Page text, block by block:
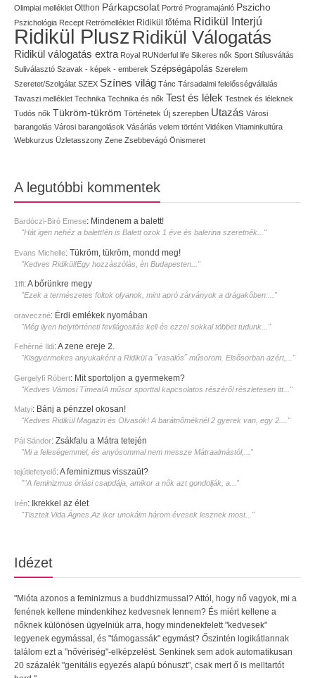
Olimpiai melléklet Otthon Párkapcsolat Portré Programajánló Pszicho
Pszichológia Recept Retrómelléklet Ridikül főtéma Ridikül Interjú
Ridikül Plusz Ridikül Válogatás
Ridikül válogatás extra Royal RUNderful life Sikeres nők Sport Stílusváltás
Suliválasztó Szavak - képek - emberek Szépségápolás Szerelem
Szeretet/Szolgálat SZEX Színes világ Tánc Társadalmi felelősségvállalás
Tavaszi melléklet Technika Technika és nők Test és lélek Testnek és léleknek
Tudós nők Tükröm-tükröm Történetek Új szerepben Utazás Városi
barangolás Városi barangolások Vásárlás velem történt Vidéken Vitaminkultúra
Webkurzus Üzletasszony Zene Zsebbevágó Önismeret
A legutóbbi kommentek
Bardóczi-Biró Emese: Mindenem a balett!
"Hát igen nehéz a balett!én is Balett ozok 1 éve és balerina szeretnék..."
Evans Michelle: Tükröm, tükröm, mondd meg!
"Kedves Ridikül!Egy hozzàszòlàs, èn Budapesten..."
1ffi:A bőrünkre megy
"Ezek a természetes foltok olyanok, mint apró zárványok a drágakőben:..."
oraveczné: Érdi emlékek nyomában
"Még ilyen helytörténeti fevilágositás kell és ezzel sokkal többet tudunk..."
Fehérné Ildi:A zene ereje 2.
"Kisgyermekes anyukaként a Ridikül a ˝vasalós˝ műsorom. Elsősorban azért,..."
Gergelyfi Róbert: Mit sportoljon a gyermekem?
"Kedves Vámosi Tímea!A műsor sporttal kapcsolatos részéről részletesen itt..."
Matyi: Bánj a pénzzel okosan!
"Kedves Ridikül Magazin és Olvasók! A barátnőméknél 2 gyerek van, egy 2...."
Pál Sándor: Zsákfalu a Mátra tetején
"Mi a feleségemmel, és anyósommal nem messze Mátraalmástól,..."
tejútlefetyelő:A feminizmus visszaüt?
""A feminizmus óriási csapdája, amikor a nők azt gondolják, a..."
Irén: Ikrekkel az élet
"Tisztelt Vida Ágnes.Az iker unokáim három évesek lesznek most..."
Idézet
"Mióta azonos a feminizmus a buddhizmussal? Attól, hogy nő vagyok, mi a
fenének kellene mindenkihez kedvesnek lennem? És miért kellene a
nőknek különösen ügyelniük arra, hogy mindenekfelett "kedvesek"
legyenek egymással, és "támogassák" egymást? Őszintén logikátlannak
találom ezt a "nővériség"-elképzelést. Senkinek sem adok automatikusan
20 százalék "genitális egyezés alapú bónuszt", csak mert ő is melltartót